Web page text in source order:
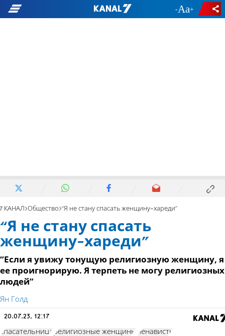
- +
7 КАНАЛ Общество “Я не стану спасать женщину-хареди”
“Я не стану спасать
женщину-хареди”
“Если я увижу тонущую религиозную женщину, я
ее проигнорирую. Я терпеть не могу религиозных
людей”
Ян Голд
20.07.23, 12:17
спасательница религиозные женщины ненависть